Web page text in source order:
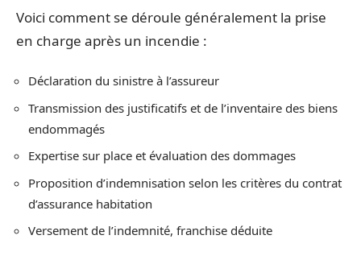
Voici comment se déroule généralement la prise
en charge après un incendie :
Déclaration du sinistre à l’assureur
Transmission des justificatifs et de l’inventaire des biens
endommagés
Expertise sur place et évaluation des dommages
Proposition d’indemnisation selon les critères du contrat
d’assurance habitation
Versement de l’indemnité, franchise déduite